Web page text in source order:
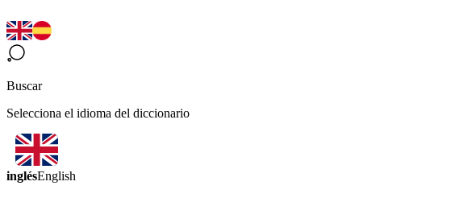
Buscar
Selecciona el idioma del diccionario
inglésEnglish